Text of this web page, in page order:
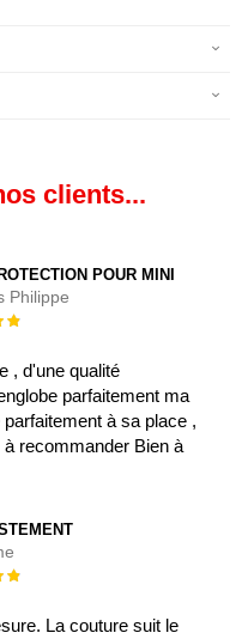
clients...
POUR MINI
Philippe
:
, d'une qualité
parfaitement ma
à sa place ,
recommander Bien à
:
La couture suit le